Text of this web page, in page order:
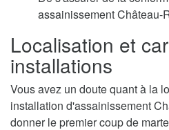
assainissement Château-
Localisation et
installations
Vous avez un doute quant à la
installation d'assainissement
donner le premier coup de